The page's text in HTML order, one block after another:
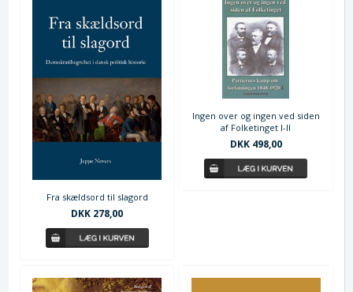
Fra skældsord til slagord
DKK 278,00
Ingen over og ingen ved siden
af Folketinget I-II
DKK 498,00